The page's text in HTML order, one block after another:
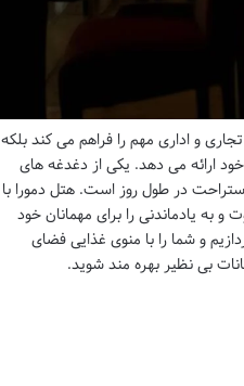
و اداری مهم را فراهم می کند بلکه
ارائه می دهد. یکی از دغدغه های
در طول روز است. هتل دمورا با
به یادماندنی را برای مهمانان خود
و شما را با منوی غذایی فضای
بی نظیر بهره مند شوید.